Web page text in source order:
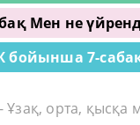
Мен не
7-
орта, қысқа